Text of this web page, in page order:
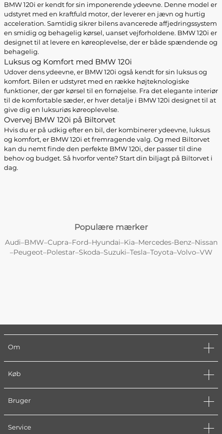
BMW 120i er kendt for sin imponerende ydeevne. Denne model er
udstyret med en kraftfuld motor, der leverer en jævn og hurtig
acceleration. Samtidig sikrer bilens avancerede affjedringssystem
en smidig og behagelig kørsel, uanset vejforholdene. BMW 120i er
designet til at levere en køreoplevelse, der er både spændende og
behagelig.
Luksus og Komfort med BMW 120i
Udover dens ydeevne, er BMW 120i også kendt for sin luksus og
komfort. Bilen er udstyret med en række højteknologiske
funktioner, der gør kørsel til en fornøjelse. Fra det elegante interiør
til de komfortable sæder, er hver detalje i BMW 120i designet til at
give dig en luksuriøs køreoplevelse.
Overvej BMW 120i på Biltorvet
Hvis du er på udkig efter en bil, der kombinerer ydeevne, luksus
og komfort, er BMW 120i et fremragende valg. Og med Biltorvet
kan du nemt finde den perfekte BMW 120i, der passer til dine
behov og budget. Så hvorfor vente? Start din biljagt på Biltorvet i
dag.
Populære mærker
Audi–BMW–Cupra–Ford–Hyundai–Kia–Mercedes-Benz–Nissan
–Peugeot–Polestar–Skoda–Suzuki–Tesla–Toyota–Volvo–VW
Om
Køb
Bruger
Service